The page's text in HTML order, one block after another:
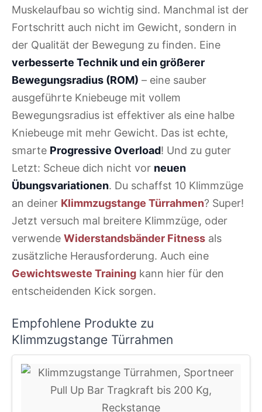
Muskelaufbau so wichtig sind. Manchmal ist der
Fortschritt auch nicht im Gewicht, sondern in
der Qualität der Bewegung zu finden. Eine
verbesserte Technik und ein größerer
Bewegungsradius (ROM) – eine sauber
ausgeführte Kniebeuge mit vollem
Bewegungsradius ist effektiver als eine halbe
Kniebeuge mit mehr Gewicht. Das ist echte,
smarte Progressive Overload! Und zu guter
Letzt: Scheue dich nicht vor neuen
Übungsvariationen. Du schaffst 10 Klimmzüge
an deiner Klimmzugstange Türrahmen? Super!
Jetzt versuch mal breitere Klimmzüge, oder
verwende Widerstandsbänder Fitness als
zusätzliche Herausforderung. Auch eine
Gewichtsweste Training kann hier für den
entscheidenden Kick sorgen.
Empfohlene Produkte zu
Klimmzugstange Türrahmen